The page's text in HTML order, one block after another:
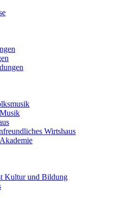
Wirtshaus
Kultur und Bildung